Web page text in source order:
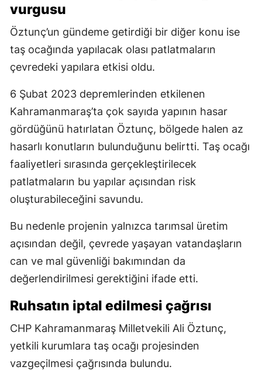
vurgusu
Öztunç’un gündeme getirdiği bir diğer konu ise
taş ocağında yapılacak olası patlatmaların
çevredeki yapılara etkisi oldu.
6 Şubat 2023 depremlerinden etkilenen
Kahramanmaraş’ta çok sayıda yapının hasar
gördüğünü hatırlatan Öztunç, bölgede halen az
hasarlı konutların bulunduğunu belirtti. Taş ocağı
faaliyetleri sırasında gerçekleştirilecek
patlatmaların bu yapılar açısından risk
oluşturabileceğini savundu.
Bu nedenle projenin yalnızca tarımsal üretim
açısından değil, çevrede yaşayan vatandaşların
can ve mal güvenliği bakımından da
değerlendirilmesi gerektiğini ifade etti.
Ruhsatın iptal edilmesi çağrısı
CHP Kahramanmaraş Milletvekili Ali Öztunç,
yetkili kurumlara taş ocağı projesinden
vazgeçilmesi çağrısında bulundu.